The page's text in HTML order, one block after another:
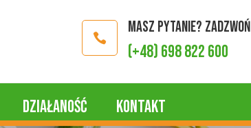

Masz pytanie? Zadzwoń
(+48) 698 822 600
Działaność Kontakt